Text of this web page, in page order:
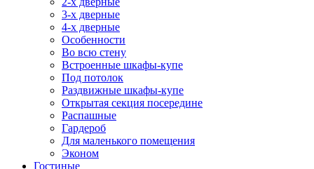
3-х дверные
4-х дверные
Особенности
Во всю стену
Встроенные шкафы-купе
Под потолок
Раздвижные шкафы-купе
Открытая секция посередине
Распашные
Гардероб
Для маленького помещения
Эконом
Гостиные